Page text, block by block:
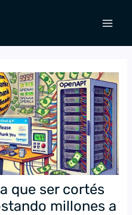
que ser cortés
millones a